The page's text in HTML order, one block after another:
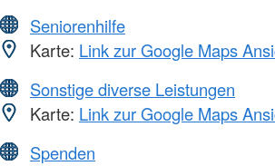
Seniorenhilfe
Karte: Link zur Google Maps
Sonstige diverse Leistungen
Karte: Link zur Google Maps
Spenden